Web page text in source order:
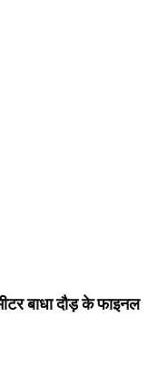
बाधा दौड़ के फाइनल